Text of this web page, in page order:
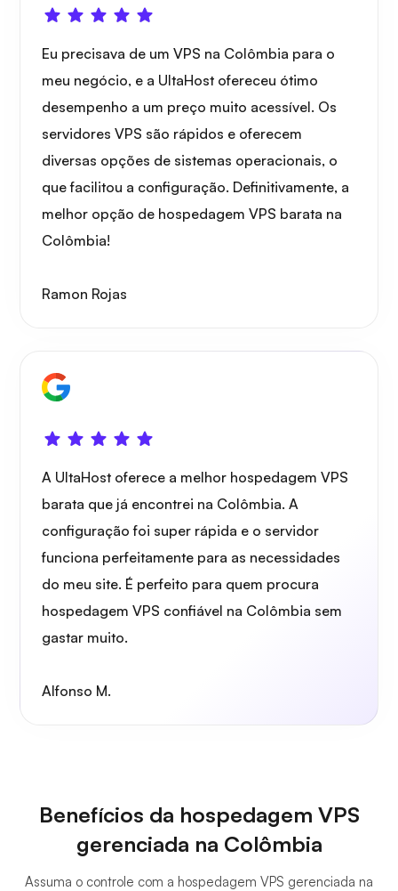
Eu precisava de um VPS na Colômbia para o
meu negócio, e a UltaHost ofereceu ótimo
desempenho a um preço muito acessível. Os
servidores VPS são rápidos e oferecem
diversas opções de sistemas operacionais, o
que facilitou a configuração. Definitivamente, a
melhor opção de hospedagem VPS barata na
Colômbia!
Ramon Rojas
A UltaHost oferece a melhor hospedagem VPS
barata que já encontrei na Colômbia. A
configuração foi super rápida e o servidor
funciona perfeitamente para as necessidades
do meu site. É perfeito para quem procura
hospedagem VPS confiável na Colômbia sem
gastar muito.
Alfonso M.
Benefícios da hospedagem VPS
gerenciada na Colômbia
Assuma o controle com a hospedagem VPS gerenciada na